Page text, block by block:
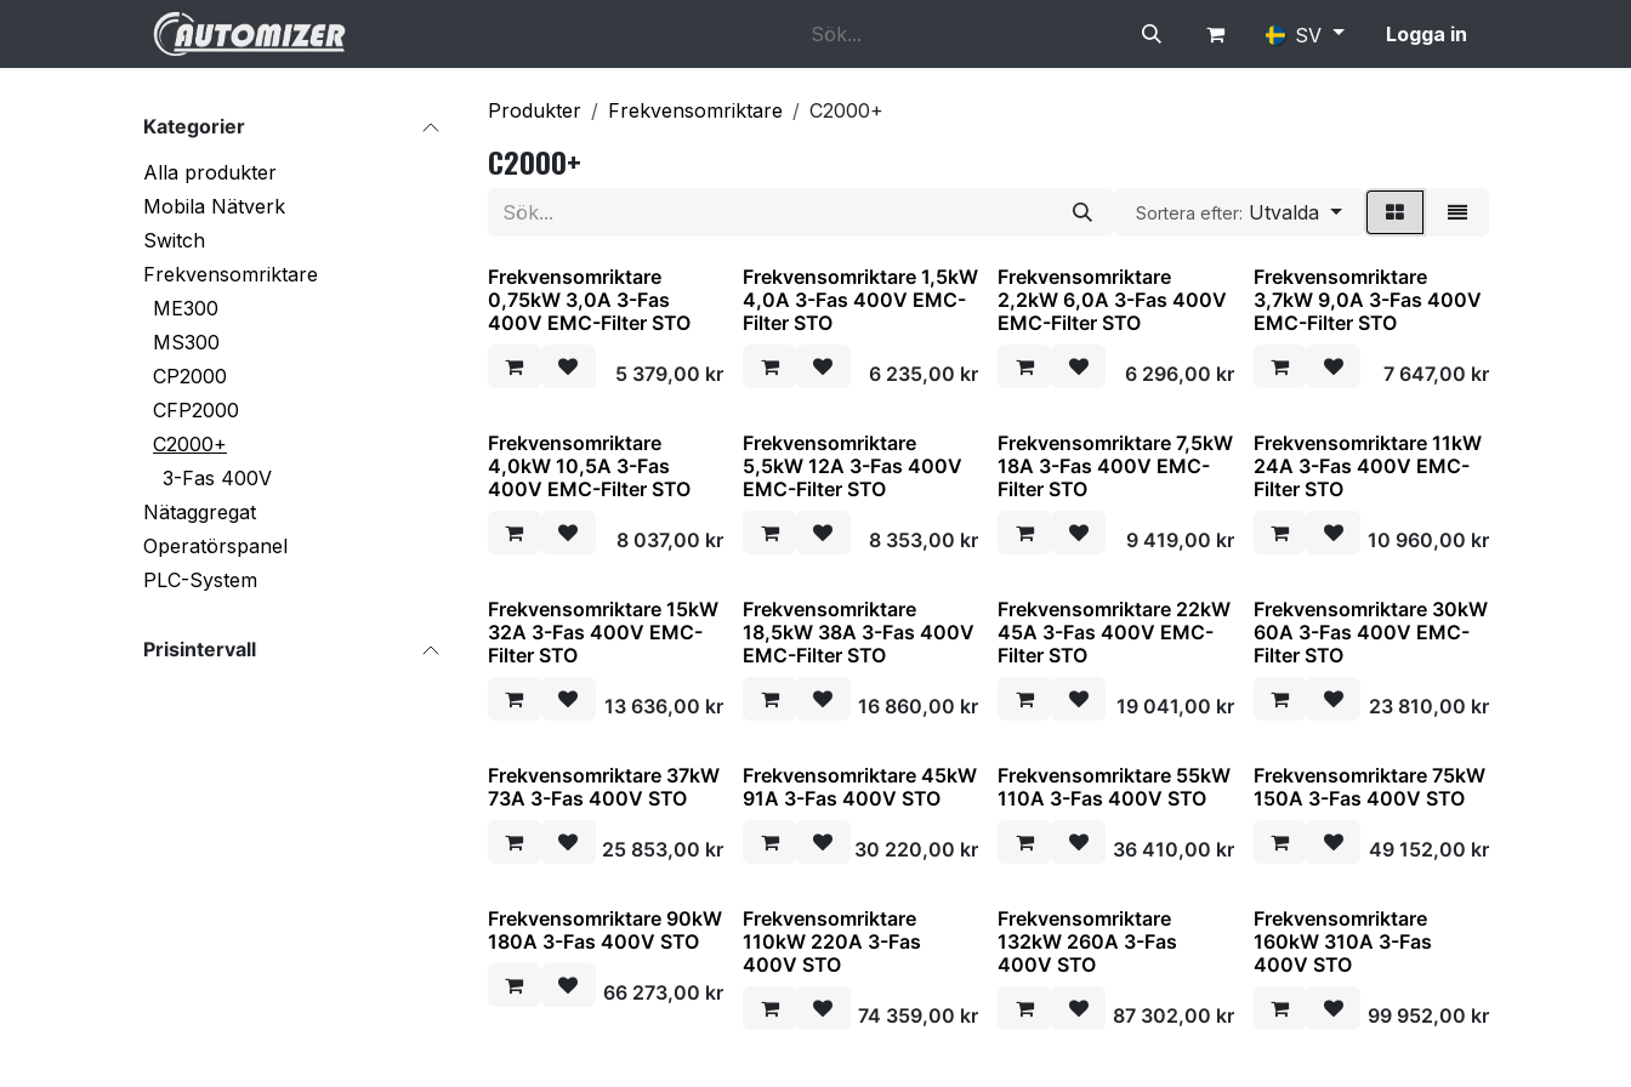
Hoppa till innehåll
SV Logga in
Kategorier
Alla produkter
Mobila Nätverk
Switch
Frekvensomriktare
ME300
MS300
CP2000
CFP2000
C2000+
3-Fas 400V
Nätaggregat
Operatörspanel
PLC-System
Prisintervall
Produkter Frekvensomriktare C2000+
C2000+
Sortera efter: Utvalda
Frekvensomriktare
0,75kW 3,0A 3-Fas
400V EMC-Filter STO
5 379,00 kr
Frekvensomriktare 1,5kW
4,0A 3-Fas 400V EMC-
Filter STO
6 235,00 kr
Frekvensomriktare
2,2kW 6,0A 3-Fas 400V
EMC-Filter STO
6 296,00 kr
Frekvensomriktare
3,7kW 9,0A 3-Fas 400V
EMC-Filter STO
7 647,00 kr
Frekvensomriktare
4,0kW 10,5A 3-Fas
400V EMC-Filter STO
8 037,00 kr
Frekvensomriktare
5,5kW 12A 3-Fas 400V
EMC-Filter STO
8 353,00 kr
Frekvensomriktare 7,5kW
18A 3-Fas 400V EMC-
Filter STO
9 419,00 kr
Frekvensomriktare 11kW
24A 3-Fas 400V EMC-
Filter STO
10 960,00 kr
Frekvensomriktare 15kW
32A 3-Fas 400V EMC-
Filter STO
13 636,00 kr
Frekvensomriktare
18,5kW 38A 3-Fas 400V
EMC-Filter STO
16 860,00 kr
Frekvensomriktare 22kW
45A 3-Fas 400V EMC-
Filter STO
19 041,00 kr
Frekvensomriktare 30kW
60A 3-Fas 400V EMC-
Filter STO
23 810,00 kr
Frekvensomriktare 37kW
73A 3-Fas 400V STO
25 853,00 kr
Frekvensomriktare 45kW
91A 3-Fas 400V STO
30 220,00 kr
Frekvensomriktare 55kW
110A 3-Fas 400V STO
36 410,00 kr
Frekvensomriktare 75kW
150A 3-Fas 400V STO
49 152,00 kr
Frekvensomriktare 90kW
180A 3-Fas 400V STO
66 273,00 kr
Frekvensomriktare
110kW 220A 3-Fas
400V STO
74 359,00 kr
Frekvensomriktare
132kW 260A 3-Fas
400V STO
87 302,00 kr
Frekvensomriktare
160kW 310A 3-Fas
400V STO
99 952,00 kr